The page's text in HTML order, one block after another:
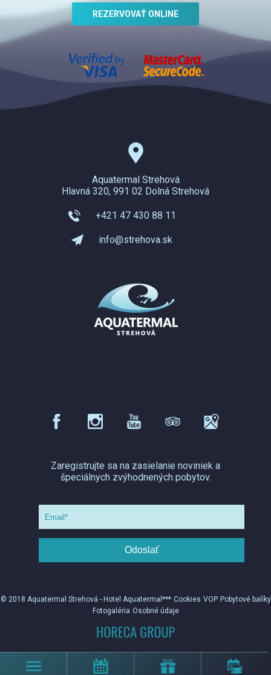
REZERVOVAŤ ONLINE
Aquatermal Strehová
Hlavná 320, 991 02 Dolná Strehová
+421 47 430 88 11
info@strehova.sk
Zaregistrujte sa na zasielanie noviniek a
špeciálnych zvýhodnených pobytov.
Odoslať
© 2018 Aquatermal Strehová - Hotel Aquatermal*** Cookies VOP Pobytové balíky
Fotogaléria Osobné údaje